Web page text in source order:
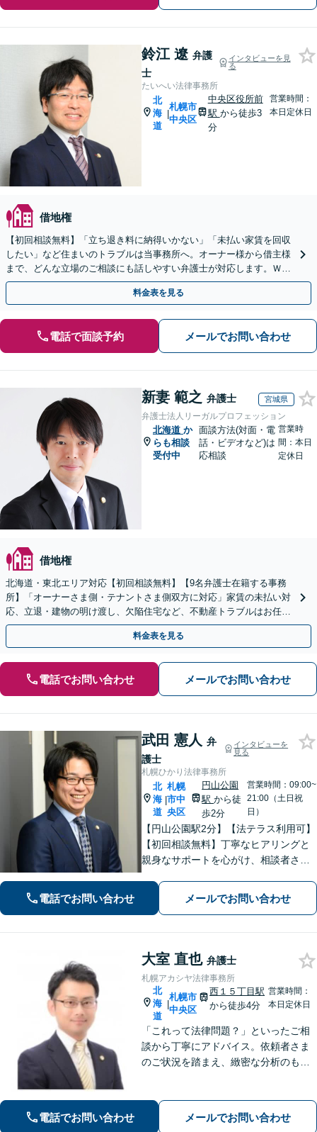
鈴江 遼 弁護
士
インタビューを見
る
たいへい法律事務所
北
海
道
|
札幌市
中央区
中央区役所前
駅 から徒歩3
分
営業時間：
本日定休日
借地権
【初回相談無料】「立ち退き料に納得いかない」「未払い家賃を回収
したい」など住まいのトラブルは当事務所へ。オーナー様から借主様
まで、どんな立場のご相談にも話しやすい弁護士が対応します。ＷＥ
Ｂ面談可。まずはご相談ください。
料金表を見る
電話で面談予約 メールでお問い合わせ
新妻 範之 弁護士 宮城県
弁護士法人リーガルプロフェッション
北海道 か
らも相談
受付中
面談方法(対面・電
話・ビデオなど)は
応相談
営業時
間：本日
定休日
借地権
北海道・東北エリア対応【初回相談無料】【9名弁護士在籍する事務
所】「オーナーさま側・テナントさま側双方に対応」家賃の未払い対
応、立退・建物の明け渡し、欠陥住宅など、不動産トラブルはお任せ
ください「早期相談で損失を最小限に」
料金表を見る
電話でお問い合わせ メールでお問い合わせ
武田 憲人 弁
護士
インタビューを
見る
札幌ひかり法律事務所
北
海
道
|
札幌
市中
央区
円山公園
駅から徒
歩2分
営業時間：09:00~
21:00（土日祝
日）
【円山公園駅2分】【法テラス利用可】
【初回相談無料】丁寧なヒアリングと
親身なサポートを心がけ、相談者さま
す。離婚や労働、相続など幅広い分野
に対応しておりますので、ぜひご相談
電話でお問い合わせ メールでお問い合わせ
大室 直也 弁護士
札幌アカシヤ法律事務所
北
海
道
|
札幌市
中央区
西１５丁目駅
から徒歩4分
営業時間：
本日定休日
「これって法律問題？」といったご相
談から丁寧にアドバイス。依頼者さま
のご状況を踏まえ、緻密な分析のもと
電話でお問い合わせ メールでお問い合わせ